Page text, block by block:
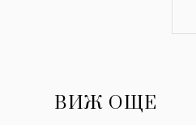
ВИЖ ОЩЕ